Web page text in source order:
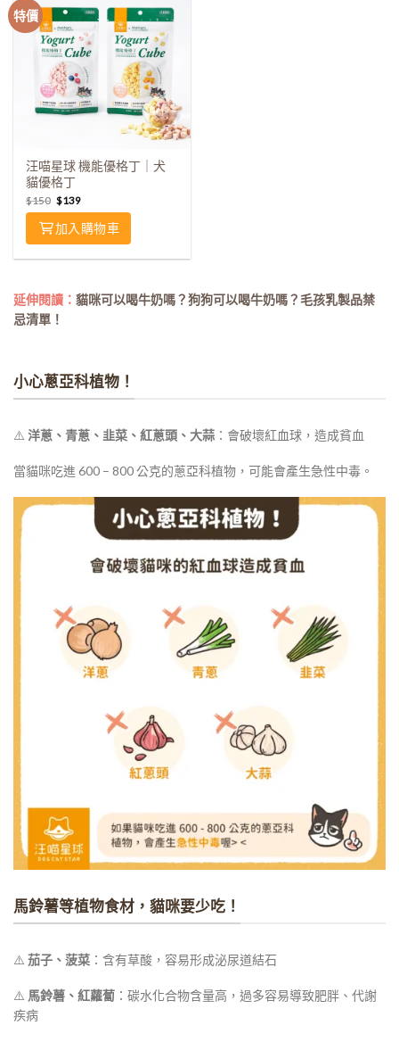
特價
汪喵星球 機能優格丁｜犬
貓優格丁
$150 $139
加入購物車
延伸閱讀： 貓咪可以喝牛奶嗎？狗狗可以喝牛奶嗎？毛孩乳製品禁
忌清單！
小心蔥亞科植物！
⚠️ 洋蔥、青蔥、韭菜、紅蔥頭、大蒜 ：會破壞紅血球，造成貧血
當貓咪吃進 600 – 800 公克的蔥亞科植物，可能會產生急性中毒。
馬鈴薯等植物食材，貓咪要少吃！
⚠️ 茄子、菠菜 ：含有草酸，容易形成泌尿道結石
⚠️ 馬鈴薯、紅蘿蔔 ：碳水化合物含量高，過多容易導致肥胖、代謝
疾病